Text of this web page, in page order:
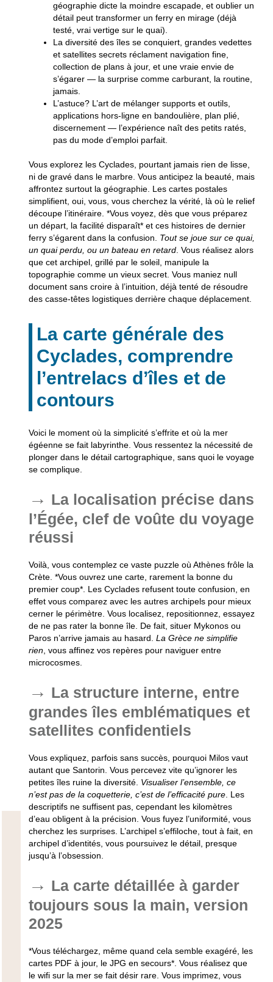
géographie dicte la moindre escapade, et oublier un
détail peut transformer un ferry en mirage (déjà
testé, vrai vertige sur le quai).
La diversité des îles se conquiert, grandes vedettes
et satellites secrets réclament navigation fine,
collection de plans à jour, et une vraie envie de
s’égarer — la surprise comme carburant, la routine,
jamais.
L’astuce? L’art de mélanger supports et outils,
applications hors-ligne en bandoulière, plan plié,
discernement — l’expérience naît des petits ratés,
pas du mode d’emploi parfait.
Vous explorez les Cyclades, pourtant jamais rien de lisse,
ni de gravé dans le marbre. Vous anticipez la beauté, mais
affrontez surtout la géographie. Les cartes postales
simplifient, oui, vous, vous cherchez la vérité, là où le relief
découpe l’itinéraire. *Vous voyez, dès que vous préparez
un départ, la facilité disparaît* et ces histoires de dernier
ferry s’égarent dans la confusion. Tout se joue sur ce quai,
un quai perdu, ou un bateau en retard. Vous réalisez alors
que cet archipel, grillé par le soleil, manipule la
topographie comme un vieux secret. Vous maniez null
document sans croire à l’intuition, déjà tenté de résoudre
des casse-têtes logistiques derrière chaque déplacement.
La carte générale des
Cyclades, comprendre
l’entrelacs d’îles et de
contours
Voici le moment où la simplicité s’effrite et où la mer
égéenne se fait labyrinthe. Vous ressentez la nécessité de
plonger dans le détail cartographique, sans quoi le voyage
se complique.
La localisation précise dans
l’Égée, clef de voûte du voyage
réussi
Voilà, vous contemplez ce vaste puzzle où Athènes frôle la
Crète. *Vous ouvrez une carte, rarement la bonne du
premier coup*. Les Cyclades refusent toute confusion, en
effet vous comparez avec les autres archipels pour mieux
cerner le périmètre. Vous localisez, repositionnez, essayez
de ne pas rater la bonne île. De fait, situer Mykonos ou
Paros n’arrive jamais au hasard. La Grèce ne simplifie
rien, vous affinez vos repères pour naviguer entre
microcosmes.
La structure interne, entre
grandes îles emblématiques et
satellites confidentiels
Vous expliquez, parfois sans succès, pourquoi Milos vaut
autant que Santorin. Vous percevez vite qu’ignorer les
petites îles ruine la diversité. Visualiser l’ensemble, ce
n’est pas de la coquetterie, c’est de l’efficacité pure. Les
descriptifs ne suffisent pas, cependant les kilomètres
d’eau obligent à la précision. Vous fuyez l’uniformité, vous
cherchez les surprises. L’archipel s’effiloche, tout à fait, en
archipel d’identités, vous poursuivez le détail, presque
jusqu’à l’obsession.
La carte détaillée à garder
toujours sous la main, version
2025
*Vous téléchargez, même quand cela semble exagéré, les
cartes PDF à jour, le JPG en secours*. Vous réalisez que
le wifi sur la mer se fait désir rare. Vous imprimez, vous